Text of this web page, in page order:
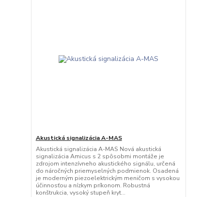
Akustická signalizácia A-MAS
Akustická signalizácia A-MAS Nová akustická
signalizácia Amicus s 2 spôsobmi montáže je
zdrojom intenzívneho akustického signálu, určená
do náročných priemyselných podmienok. Osadená
je moderným piezoelektrickým meničom s vysokou
účinnosťou a nízkym príkonom. Robustná
konštrukcia, vysoký stupeň kryt...